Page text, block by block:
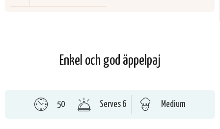
Enkel och god äppelpaj
50 Serves 6 Medium